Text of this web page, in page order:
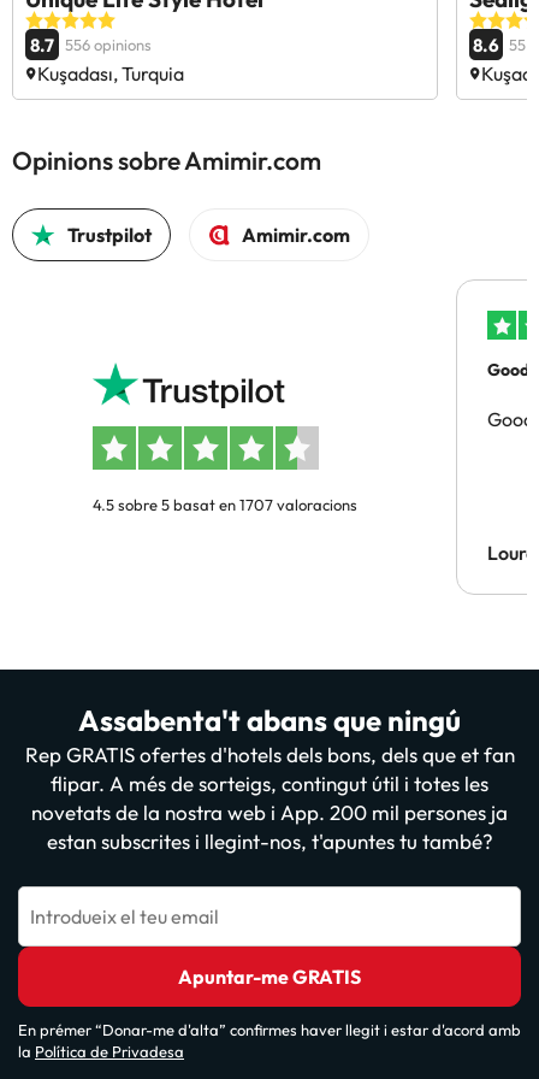
8.7 556 opinions
Kuşadası, Turquia
8.6 55
Opinions sobre Amimir.com
Trustpilot Amimir.com
4.5 sobre 5 basat en 1707 valoracions
Good
Good
Assabenta't abans que ningú
Rep GRATIS ofertes d'hotels dels bons, dels que et fan
flipar. A més de sorteigs, contingut útil i totes les
novetats de la nostra web i App. 200 mil persones ja
estan subscrites i llegint-nos, t'apuntes tu també?
Introdueix el teu email
Apuntar-me GRATIS
En prémer “Donar-me d'alta” confirmes haver llegit i estar d'acord amb
la Política de Privadesa